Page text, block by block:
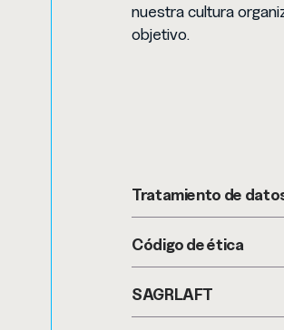
nuestra cultura
objetivo.
Tratamiento de
Código de ética
SAGRLAFT